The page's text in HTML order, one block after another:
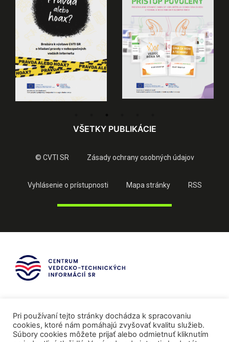
VŠETKY PUBLIKÁCIE
© CVTI SR Zásady ochrany osobných údajov
Vyhlásenie o prístupnosti Mapa stránky RSS
Pri používaní tejto stránky dochádza k spracovaniu
cookies, ktoré nám pomáhajú zvyšovať kvalitu služieb.
Súbory cookies môžete prijať alebo odmietnuť kliknutím